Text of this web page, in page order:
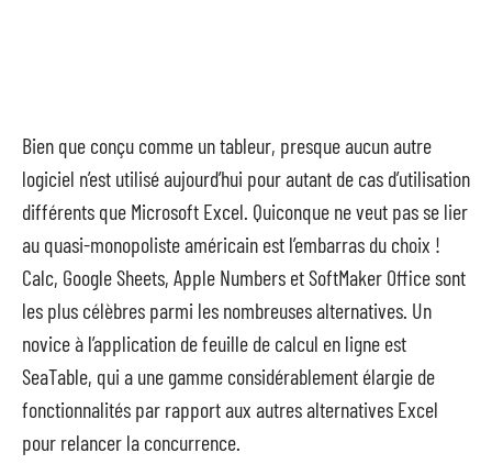
Bien que conçu comme un tableur, presque aucun autre
logiciel n’est utilisé aujourd’hui pour autant de cas d’utilisation
différents que Microsoft Excel. Quiconque ne veut pas se lier
au quasi-monopoliste américain est l’embarras du choix !
Calc, Google Sheets, Apple Numbers et SoftMaker Office sont
les plus célèbres parmi les nombreuses alternatives. Un
novice à l’application de feuille de calcul en ligne est
SeaTable, qui a une gamme considérablement élargie de
fonctionnalités par rapport aux autres alternatives Excel
pour relancer la concurrence.